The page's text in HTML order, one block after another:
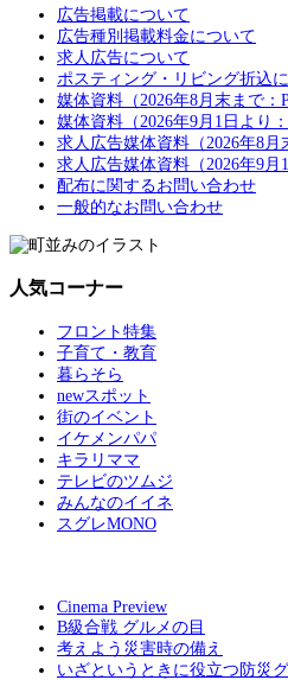
広告掲載について
広告種別掲載料金について
求人広告について
ポスティング・リビング折込
媒体資料（2026年8月末まで：
媒体資料（2026年9月1日より：
求人広告媒体資料（2026年8月
求人広告媒体資料（2026年9月
配布に関するお問い合わせ
一般的なお問い合わせ
人気コーナー
フロント特集
子育て・教育
暮らそら
newスポット
街のイベント
イケメンパパ
キラリママ
テレビのツムジ
みんなのイイネ
スグレMONO
Cinema Preview
B級合戦 グルメの目
考えよう災害時の備え
いざというときに役立つ防災